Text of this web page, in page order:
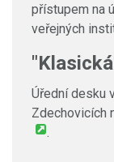
přístupem na
veřejných
Úřední desku
Zdechovicích
.